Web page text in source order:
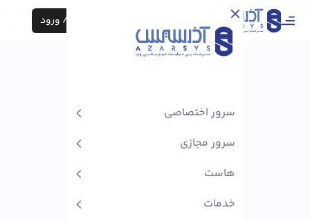
ثبت نام / ورود
سرور اختصاصی
سرور مجازی
هاست
خدمات